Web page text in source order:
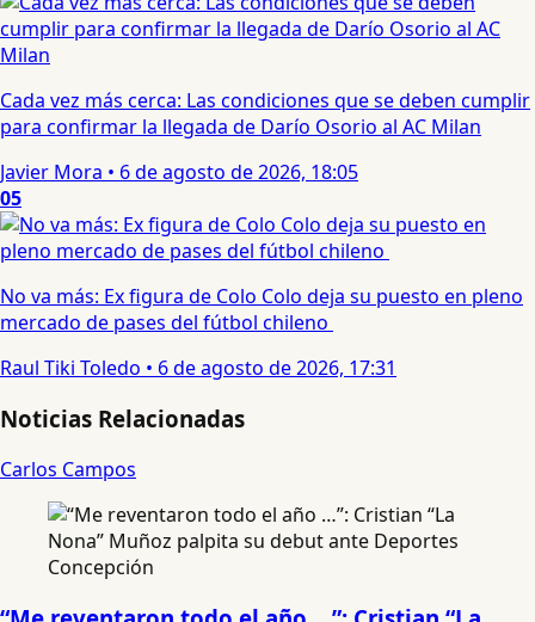
Cada vez más cerca: Las condiciones que se deben cumplir
para confirmar la llegada de Darío Osorio al AC Milan
Javier Mora • 6 de agosto de 2026, 18:05
05
No va más: Ex figura de Colo Colo deja su puesto en pleno
mercado de pases del fútbol chileno
Raul Tiki Toledo • 6 de agosto de 2026, 17:31
Noticias Relacionadas
Carlos Campos